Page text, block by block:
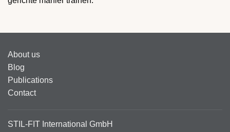
About us
Blog
Publications
Contact
STIL-FIT International GmbH